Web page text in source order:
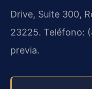
Drive, Suite 300,
23225. Teléfono:
previa.